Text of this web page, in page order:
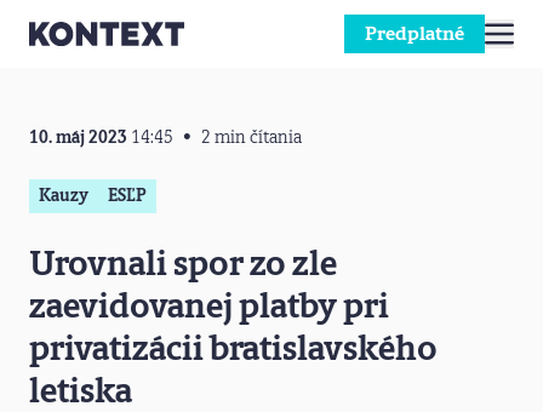
Predplatné
10. máj 2023 14:45 2 min čítania
Kauzy ESĽP
Urovnali spor zo zle
zaevidovanej platby pri
privatizácii bratislavského
letiska